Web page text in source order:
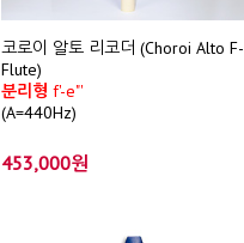
코로이 알토 리코더 (Choroi Alto F-
Flute)
분리형 f'-e"'
(A=440Hz)
453,000원